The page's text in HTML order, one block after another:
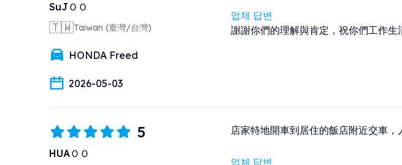
SuJＯＯ
🇹🇼Taiwan (臺灣/台灣)
HONDA Freed
2026-05-03
업체 답변
謝謝你們的理解與肯定，祝你們工作生
5
HUAＯＯ
店家特地開車到居住的飯店附近交車，
업체 답변